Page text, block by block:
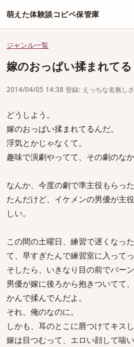
萌えた体験談コピペ保管庫
ジャンル一覧
嫁のおっぱい揉まれてる
2014/04/05 14:38 登録: えっちな名無し
どうしよう。
嫁のおっぱい揉まれてるんだ。
浮気とかじゃなくて。
趣味で演劇やってて、その劇のな
なんか、今度の劇で準主役もらっ
たんだけど、イケメンの男優が主
しい。
この間の土曜日、練習で遅くなっ
て、早すぎたんで練習室に入ってっ
そしたら、いきなり目の前でバーン
男優が嫁に後ろから抱きついてて
かんで揉んでんだよ。
それ、俺のなのに。
しかも、耳のとこに唇つけてキスし
嫁は目つむって、エロい顔して喘